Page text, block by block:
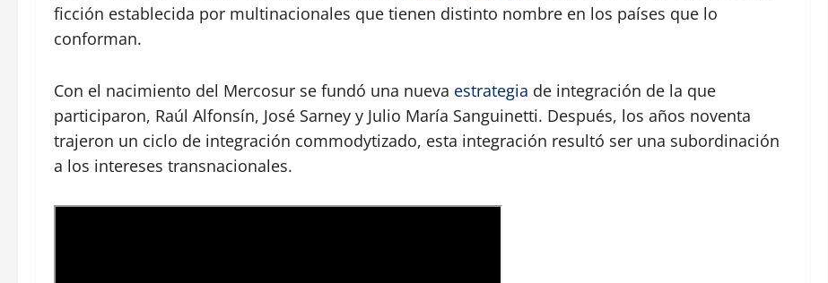
ficción establecida por multinacionales que tienen distinto nombre en los países que lo
conforman.
Con el nacimiento del Mercosur se fundó una nueva estrategia de integración de la que
participaron, Raúl Alfonsín, José Sarney y Julio María Sanguinetti. Después, los años noventa
trajeron un ciclo de integración commodytizado, esta integración resultó ser una subordinación
a los intereses transnacionales.